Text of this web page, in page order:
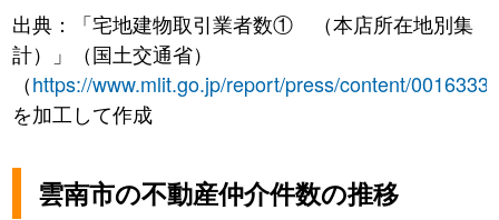
出典：「宅地建物取引業者数① （本店所在地別集
計）」（国土交通省）
（https://www.mlit.go.jp/report/press/content/
を加工して作成
雲南市の不動産仲介件数の推移